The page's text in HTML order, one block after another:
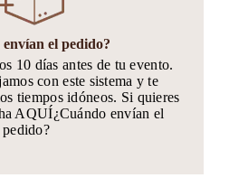
el pedido?
10 días antes de tu evento.
con este sistema y te
tiempos idóneos. Si quieres
AQUÍ¿Cuándo envían el
pedido?